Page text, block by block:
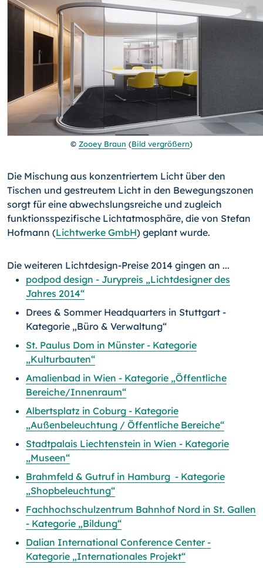
© Zooey Braun (Bild vergrößern)
Die Mischung aus konzentriertem Licht über den
Tischen und gestreutem Licht in den Bewegungszonen
sorgt für eine abwechslungsreiche und zugleich
funktionsspezifische Lichtatmosphäre, die von Stefan
Hofmann (Lichtwerke GmbH) geplant wurde.
Die weiteren Lichtdesign-Preise 2014 gingen an ...
podpod design - Jurypreis „Lichtdesigner des
Jahres 2014“
Drees & Sommer Headquarters in Stuttgart -
Kategorie „Büro & Verwaltung“
St. Paulus Dom in Münster - Kategorie
„Kulturbauten“
Amalienbad in Wien - Kategorie „Öffentliche
Bereiche/Innenraum“
Albertsplatz in Coburg - Kategorie
„Außenbeleuchtung / Öffentliche Bereiche“
Stadtpalais Liechtenstein in Wien - Kategorie
„Museen“
Brahmfeld & Gutruf in Hamburg - Kategorie
„Shopbeleuchtung“
Fachhochschulzentrum Bahnhof Nord in St. Gallen
- Kategorie „Bildung“
Dalian International Conference Center -
Kategorie „Internationales Projekt“